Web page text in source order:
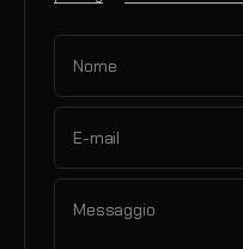
Nome
E-mail
Messaggio